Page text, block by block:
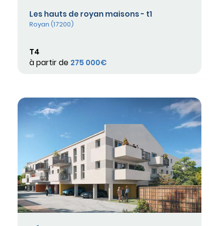
Les hauts de royan maisons - t1
Royan (17200)
T4
à partir de 275 000€